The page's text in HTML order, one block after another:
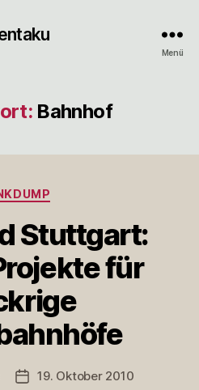
Menü
Bahnhof
Kategorien
Stuttgart:
für
Veröffentlichungsdatum
19. Oktober 2010